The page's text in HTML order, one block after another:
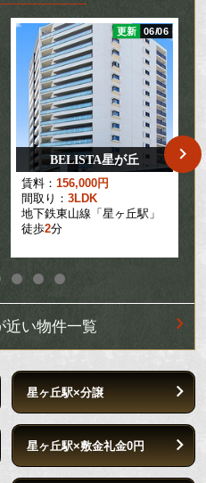
更新 06/06
BELISTA星が丘
賃料： 156,000円
間取り： 3LDK
地下鉄東山線「星ヶ丘駅」
徒歩2分
近い物件一覧
星ヶ丘駅×分譲
星ヶ丘駅×敷金礼金0円